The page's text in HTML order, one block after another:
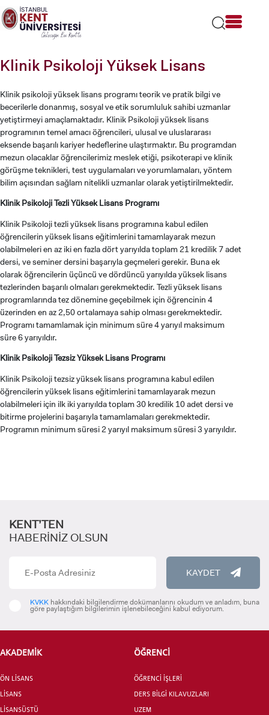
Lütfen
dikkat:
Bu
bir
sistemi
içerir.
INTERNATIONAL
LİSANSÜSTÜ EĞİTİM ENSTİTÜSÜ
Klinik Psikoloji Yüksek Lisans
Klinik psikoloji yüksek lisans programı teorik ve pratik bilgi ve
becerilerle donanmış, sosyal ve etik sorumluluk sahibi uzmanlar
yetiştirmeyi amaçlamaktadır. Klinik Psikoloji yüksek lisans
programının temel amacı öğrencileri, ulusal ve uluslararası
eksende başarılı kariyer hedeflerine ulaştırmaktır. Bu programdan
mezun olacaklar öğrencilerimiz meslek etiği, psikoterapi ve klinik
görüşme teknikleri, test uygulamaları ve yorumlamaları, yöntem
bilim açısından sağlam nitelikli uzmanlar olarak yetiştirilmektedir.
Klinik Psikoloji Tezli Yüksek Lisans Programı
Klinik Psikoloji tezli yüksek lisans programına kabul edilen
öğrencilerin yüksek lisans eğitimlerini tamamlayarak mezun
olabilmeleri en az iki en fazla dört yarıyılda toplam 21 kredilik 7 adet
dersi, ve seminer dersini başarıyla geçmeleri gerekir. Buna ek
olarak öğrencilerin üçüncü ve dördüncü yarıyılda yüksek lisans
tezlerinden başarılı olmaları gerekmektedir. Tezli yüksek lisans
programlarında tez dönemine geçebilmek için öğrencinin 4
üzerinden en az 2,50 ortalamaya sahip olması gerekmektedir.
Programı tamamlamak için minimum süre 4 yarıyıl maksimum
süre 6 yarıyıldır.
Klinik Psikoloji Tezsiz Yüksek Lisans Programı
Klinik Psikoloji tezsiz yüksek lisans programına kabul edilen
öğrencilerin yüksek lisans eğitimlerini tamamlayarak mezun
olabilmeleri için ilk iki yarıyılda toplam 30 kredilik 10 adet dersi ve
bitirme projelerini başarıyla tamamlamaları gerekmektedir.
Programın minimum süresi 2 yarıyıl maksimum süresi 3 yarıyıldır.
KENT’TEN
HABERİNİZ OLSUN
KAYDET
KVKK hakkındaki bilgilendirme dokümanlarını okudum ve anladım, buna
göre paylaştığım bilgilerimin işlenebileceğini kabul ediyorum.
AKADEMİK
ÖN LİSANS
LİSANS
LİSANSÜSTÜ
ÖĞRENCİ
ÖĞRENCİ İŞLERİ
DERS BİLGİ KILAVUZLARI
UZEM